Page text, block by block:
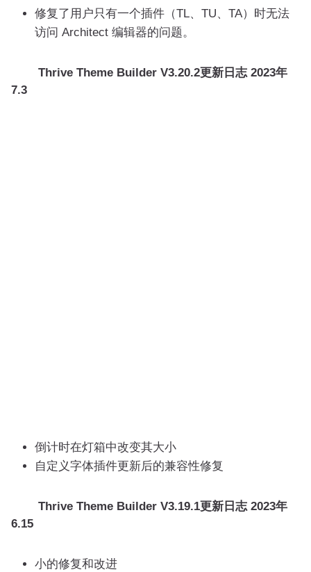
修复了用户只有一个插件（TL、TU、TA）时无法
访问 Architect 编辑器的问题。
Thrive Theme Builder V3.20.2更新日志2023年
7.3
倒计时在灯箱中改变其大小
自定义字体插件更新后的兼容性修复
Thrive Theme Builder V3.19.1更新日志2023年
6.15
小的修复和改进